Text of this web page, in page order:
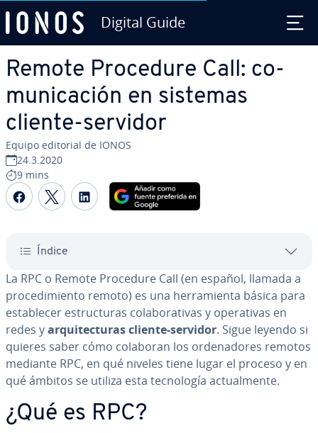
Digital Guide
Remote Procedure Call: co­
mu­ni­ca­ción en sistemas
cliente-servidor
Equipo editorial de IONOS
24.3.2020
9 mins
Compartir Facebook
Compartir Twitter
Compartir LinkedIn
Índice
La RPC o Remote Procedure Call (en español, llamada a
pro­ce­di­mie­n­to remoto) es una he­rra­mie­n­ta básica para
es­ta­ble­cer es­tru­c­tu­ras co­la­bo­ra­ti­vas y ope­ra­ti­vas en
redes yar­qui­te­c­tu­ras cliente-servidor. Sigue leyendo si
quieres saber cómo colaboran los or­de­na­do­res remotos
mediante RPC, en qué niveles tiene lugar el proceso y en
qué ámbitos se utiliza esta te­c­no­lo­gía ac­tua­l­me­n­te.
¿Qué es RPC?